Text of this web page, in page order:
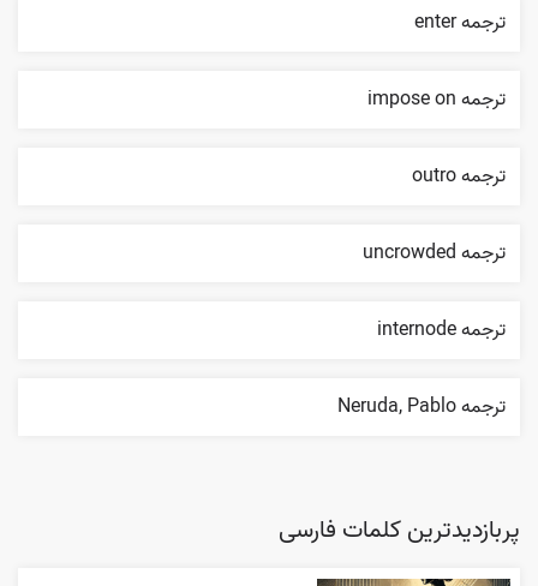
ترجمه enter
ترجمه impose on
ترجمه outro
ترجمه uncrowded
ترجمه internode
ترجمه Neruda, Pablo
پربازدیدترین کلمات فارسی